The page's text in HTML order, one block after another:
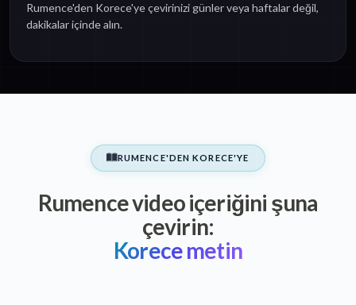
Rumence'den Korece'ye çevirinizi günler veya haftalar değil,
dakikalar içinde alın.
RUMENCE'DEN KORECE'YE
Rumence video içeriğini şuna
çevirin:
Korece metin